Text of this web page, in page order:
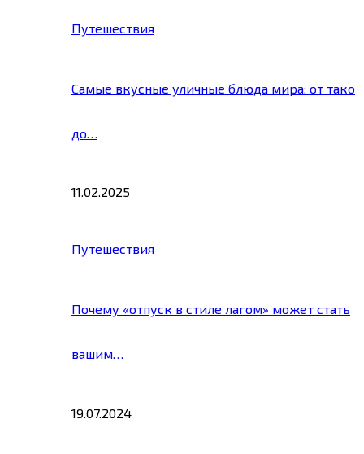
Путешествия
Самые вкусные уличные блюда мира: от тако
до…
11.02.2025
Путешествия
Почему «отпуск в стиле лагом» может стать
вашим…
19.07.2024